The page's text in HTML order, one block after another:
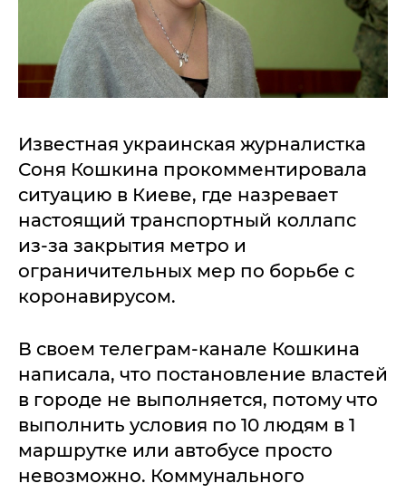
Известная украинская журналистка
Соня Кошкина прокомментировала
ситуацию в Киеве, где назревает
настоящий транспортный коллапс
из-за закрытия метро и
ограничительных мер по борьбе с
коронавирусом.
В своем телеграм-канале Кошкина
написала, что постановление властей
в городе не выполняется, потому что
выполнить условия по 10 людям в 1
маршрутке или автобусе просто
невозможно. Коммунального